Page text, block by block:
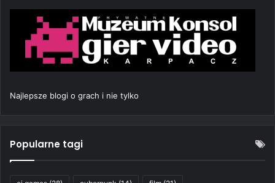
Najlepsze blogi o grach i nie tylko
Popularne tagi